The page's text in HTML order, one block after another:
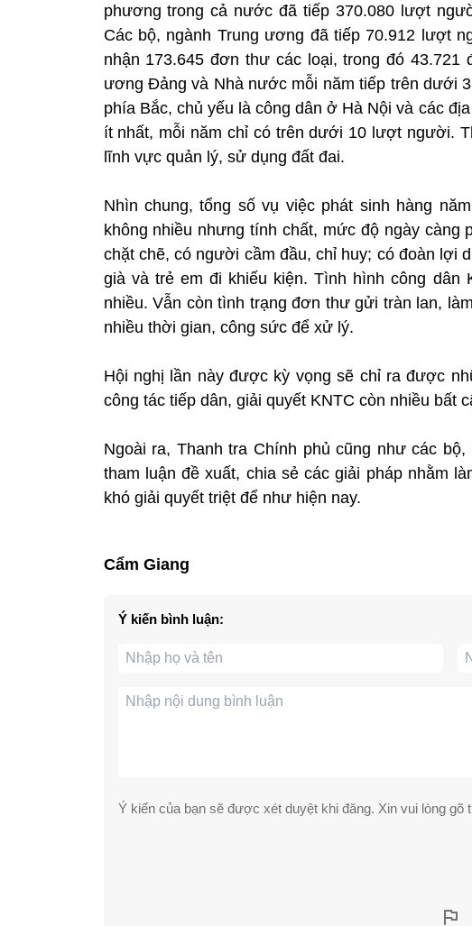
phương trong cả nước đã tiếp 370.080 lượt
Các bộ, ngành Trung ương đã tiếp 70.912 lượt
nhận 173.645 đơn thư các loại, trong đó 43.721
ương Đảng và Nhà nước mỗi năm tiếp trên dưới
phía Bắc, chủ yếu là công dân ở Hà Nội và các
ít nhất, mỗi năm chỉ có trên dưới 10 lượt người.
lĩnh vực quản lý, sử dụng đất đai.
Nhìn chung, tổng số vụ việc phát sinh hàng
không nhiều nhưng tính chất, mức độ ngày
chặt chẽ, có người cầm đầu, chỉ huy; có đoàn lợi
già và trẻ em đi khiếu kiện. Tình hình công
nhiều. Vẫn còn tình trạng đơn thư gửi tràn lan,
nhiều thời gian, công sức để xử lý.
Hội nghị lần này được kỳ vọng sẽ chỉ ra được
công tác tiếp dân, giải quyết KNTC còn nhiều bất
Ngoài ra, Thanh tra Chính phủ cũng như các
tham luận đề xuất, chia sẻ các giải pháp nhằm
khó giải quyết triệt để như hiện nay.
Cẩm Giang
Ý kiến bình luận:
Ý kiến của bạn sẽ được xét duyệt khi đăng. Xin vui lòng gõ